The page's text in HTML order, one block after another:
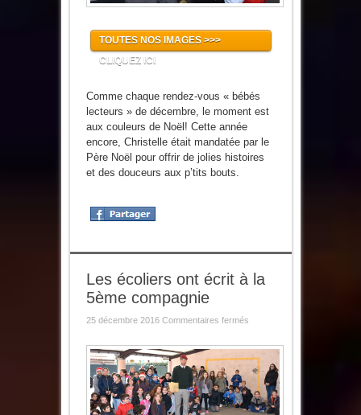
TOUTES NOS IMAGES >>>
CLIQUEZ ICI
Comme chaque rendez-vous « bébés
lecteurs » de décembre, le moment est
aux couleurs de Noël! Cette année
encore, Christelle était mandatée par le
Père Noël pour offrir de jolies histoires
et des douceurs aux p’tits bouts.
Les écoliers ont écrit à la
5ème compagnie
25 décembre 2016 Commentaires ferméssur
ont
écrit
à
5ème
compagnie